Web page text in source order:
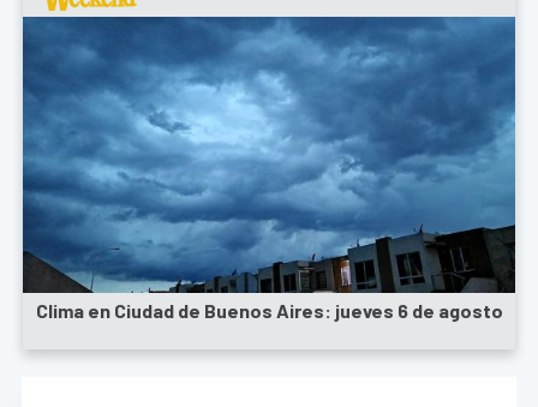
Clima en Ciudad de Buenos Aires: jueves 6 de agosto